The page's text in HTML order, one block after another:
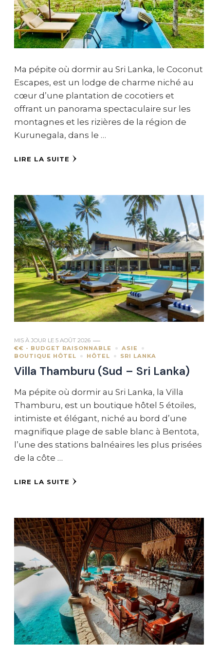
Ma pépite où dormir au Sri Lanka, le Coconut
Escapes, est un lodge de charme niché au
cœur d’une plantation de cocotiers et
offrant un panorama spectaculaire sur les
montagnes et les rizières de la région de
Kurunegala, dans le …
LIRE LA SUITE
MIS À JOUR LE 5 AOÛT 2026
€€ - BUDGET RAISONNABLE
ASIE
BOUTIQUE HÔTEL
HÔTEL SRI LANKA
Villa Thamburu (Sud – Sri Lanka)
Ma pépite où dormir au Sri Lanka, la Villa
Thamburu, est un boutique hôtel 5 étoiles,
intimiste et élégant, niché au bord d’une
magnifique plage de sable blanc à Bentota,
l’une des stations balnéaires les plus prisées
de la côte …
LIRE LA SUITE